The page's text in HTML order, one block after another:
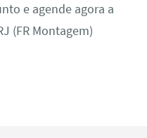
e agende agora a
(FR Montagem)